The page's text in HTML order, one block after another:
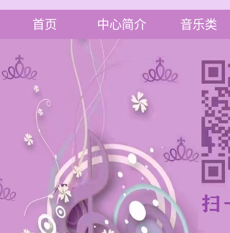
首页 中心简介 音乐类